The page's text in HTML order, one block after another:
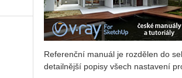
Referenční manuál je rozdělen do
detailnější popisy všech nastavení